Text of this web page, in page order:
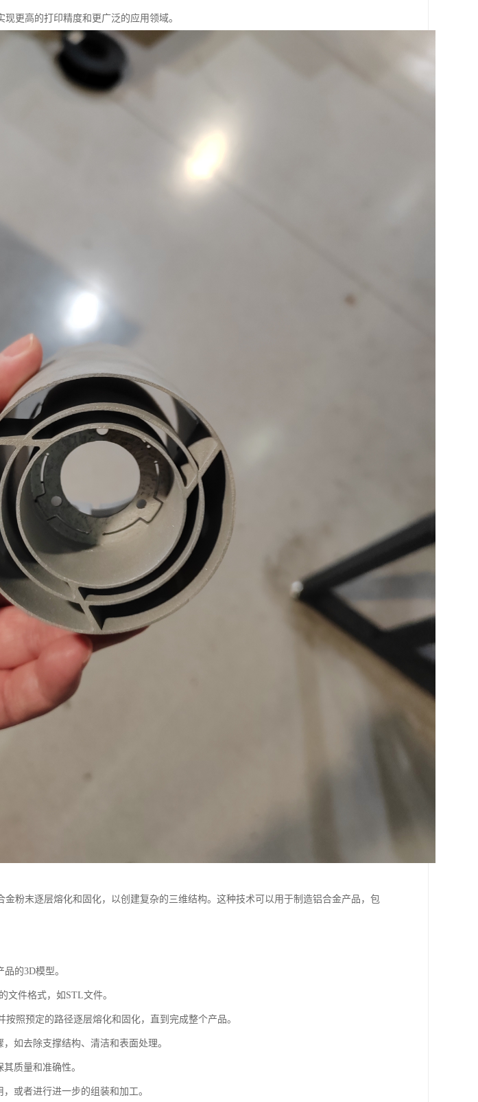
更高的打印精度和更广泛的应用领域。
粉末逐层熔化和固化，以创建复杂的三维结构。这种技术可以用于制造铝合金产品，包
的3D模型。
文件格式，如STL文件。
照预定的路径逐层熔化和固化，直到完成整个产品。
如去除支撑结构、清洁和表面处理。
质量和准确性。
或者进行进一步的组装和加工。